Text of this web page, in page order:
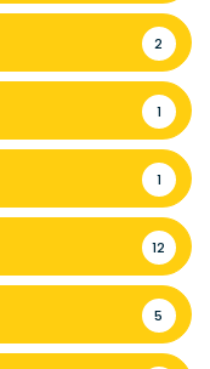
2
1
1
12
5